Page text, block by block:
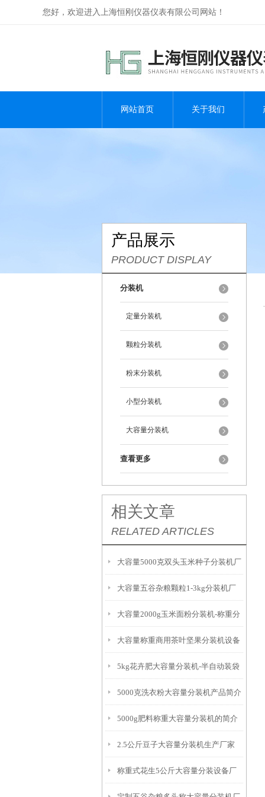
您好，欢迎进入上海恒刚仪器仪表有限公司网站！
网站首页 关于我们
产品展示
PRODUCT DISPLAY
分装机
定量分装机
颗粒分装机
粉末分装机
小型分装机
大容量分装机
查看更多
相关文章
RELATED ARTICLES
大容量5000克双头玉米种子分装机厂
家
大容量五谷杂粮颗粒1-3kg分装机厂
家
大容量2000g玉米面粉分装机-称重分
包机生产商
大容量称重商用茶叶坚果分装机设备
5kg花卉肥大容量分装机-半自动装袋
设备
5000克洗衣粉大容量分装机产品简介
5000g肥料称重大容量分装机的简介
2.5公斤豆子大容量分装机生产厂家
称重式花生5公斤大容量分装设备厂